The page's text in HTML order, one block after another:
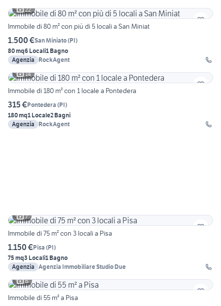
22
Immobile di 80 m² con più di 5 locali a San Miniat
1.500 €San Miniato(PI)
80 mq6 Locali1 Bagno
Agenzia
RockAgent
14
Immobile di 180 m² con 1 locale a Pontedera
315 €Pontedera (PI)
180 mq1 Locale2 Bagni
Agenzia
RockAgent
7
Immobile di 75 m² con 3 locali a Pisa
1.150 €Pisa (PI)
75 mq3 Locali1 Bagno
Agenzia Agenzia Immobiliare Studio Due
6
Immobile di 55 m² a Pisa